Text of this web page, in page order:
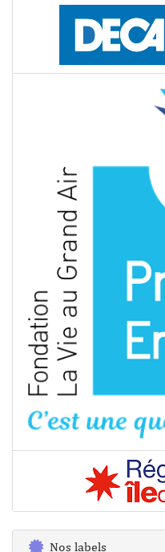
Nos labels